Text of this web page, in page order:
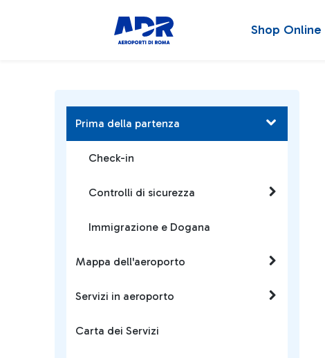
Shop Online
Prima della partenza
Check-in
Controlli di sicurezza
Immigrazione e Dogana
Mappa dell'aeroporto
Servizi in aeroporto
Carta dei Servizi